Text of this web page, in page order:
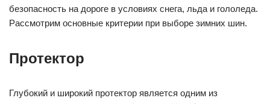
безопасность на дороге в условиях снега, льда и гололеда.
Рассмотрим основные критерии при выборе зимних шин.
Протектор
Глубокий и широкий протектор является одним из